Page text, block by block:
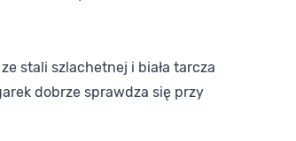
stali szlachetnej i biała tarcza
dobrze sprawdza się przy